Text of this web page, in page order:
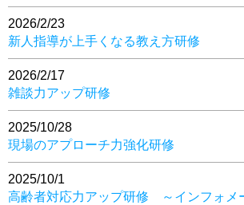
2026/2/23
新人指導が上手くなる教え方研修
2026/2/17
雑談力アップ研修
2025/10/28
現場のアプローチ力強化研修
2025/10/1
高齢者対応力アップ研修 ～インフォメ